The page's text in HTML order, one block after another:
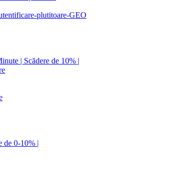
plutitoare-GEO
| Scădere de 10% |
de 0-10% |